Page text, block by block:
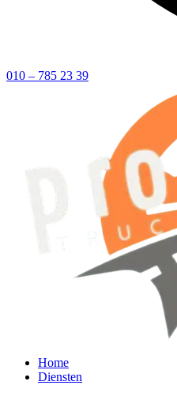
010 – 785 23 39
Home
Diensten